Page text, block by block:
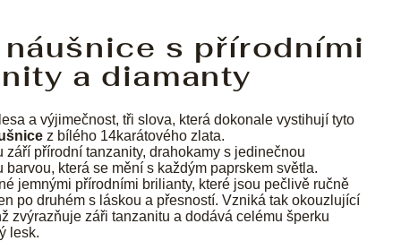
s přírodními
a diamanty
a výjimečnost, tři slova, která dokonale vystihují tyto
z bílého 14karátového zlata.
září přírodní tanzanity, drahokamy s jedinečnou
barvou, která se mění s každým paprskem světla.
jemnými přírodními brilianty, které jsou pečlivě ručně
po druhém s láskou a přesností. Vzniká tak okouzlující
zvýrazňuje záři tanzanitu a dodává celému šperku
lesk.